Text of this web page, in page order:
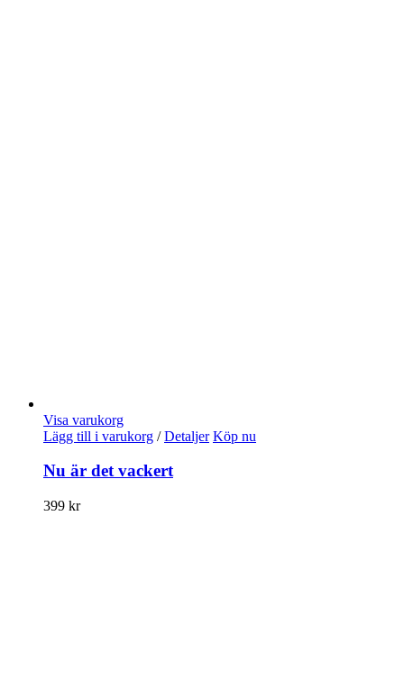
Visa varukorg
Lägg till i varukorg / Detaljer Köp nu
Nu är det vackert
399 kr